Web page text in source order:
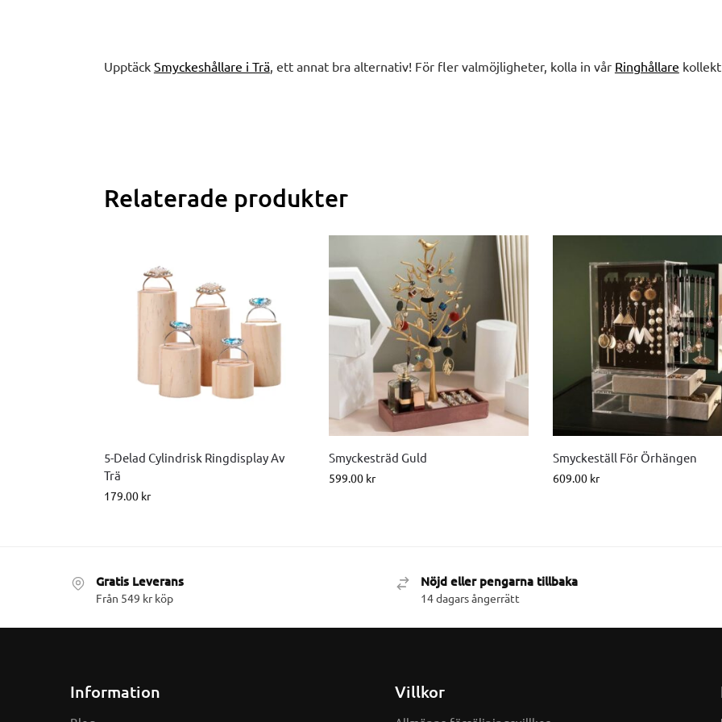
Upptäck Smyckeshållare i Trä, ett annat bra alternativ! För fler valmöjligheter, kolla in vår Ringhållare
Relaterade produkter
5-Delad Cylindrisk Ringdisplay Av
Trä
179.00 kr
Smyckesträd Guld
599.00 kr
Smyckeställ För Örhängen
609.00 kr
Gratis Leverans
Från 549 kr köp
Nöjd eller pengarna tillbaka
14 dagars ångerrätt
Information Villkor